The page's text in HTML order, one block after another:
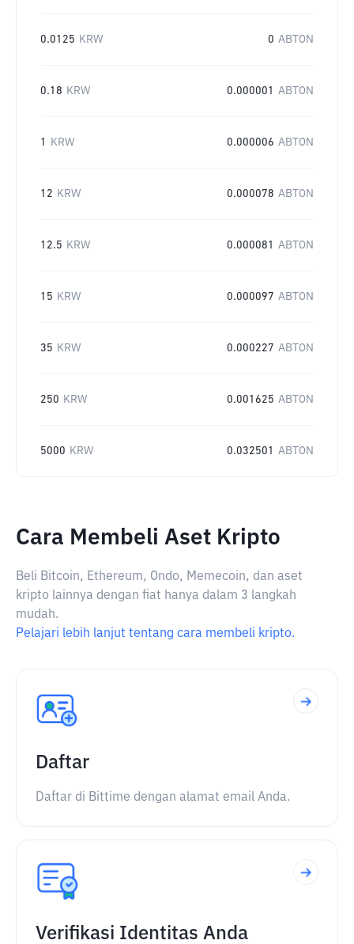
0.0125 KRW 0 ABTON
0.18 KRW 0.000001 ABTON
1 KRW 0.000006 ABTON
12 KRW 0.000078 ABTON
12.5 KRW 0.000081 ABTON
15 KRW 0.000097 ABTON
35 KRW 0.000227 ABTON
250 KRW 0.001625 ABTON
5000 KRW 0.032501 ABTON
Cara Membeli Aset Kripto
Beli Bitcoin, Ethereum, Ondo, Memecoin, dan aset
kripto lainnya dengan fiat hanya dalam 3 langkah
mudah.
Pelajari lebih lanjut tentang cara membeli kripto.
Daftar
Daftar di Bittime dengan alamat email Anda.
Verifikasi Identitas Anda